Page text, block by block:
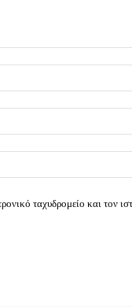
ταχυδρομείο και τον